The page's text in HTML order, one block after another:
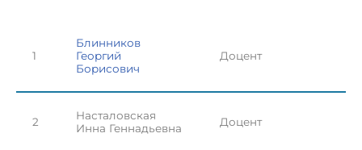
1
Блинников
Георгий
Борисович
Доцент
2
Насталовская
Инна Геннадьевна
Доцент